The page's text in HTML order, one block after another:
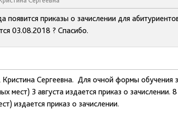
появится приказы о зачислении для
03.08.2018 ? Спасибо.
Кристина Сергеевна. Для очной формы
мест) 3 августа издается приказ о зачислении.
издается приказ о зачислении.